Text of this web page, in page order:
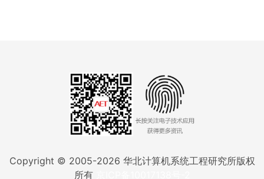
Copyright © 2005-2026 华北计算机系统工程研究所版权
所有